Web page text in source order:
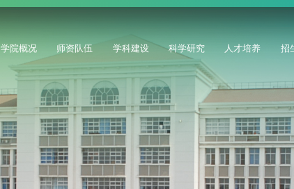
学院概况 师资队伍 学科建设 科学研究 人才培养 招